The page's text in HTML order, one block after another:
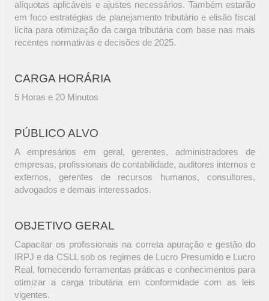
alíquotas aplicáveis e ajustes necessários. Também estarão
em foco estratégias de planejamento tributário e elisão fiscal
lícita para otimização da carga tributária com base nas mais
recentes normativas e decisões de 2025.
CARGA HORÁRIA
5 Horas e 20 Minutos
PÚBLICO ALVO
A empresários em geral, gerentes, administradores de
empresas, profissionais de contabilidade, auditores internos e
externos, gerentes de recursos humanos, consultores,
advogados e demais interessados.
OBJETIVO GERAL
Capacitar os profissionais na correta apuração e gestão do
IRPJ e da CSLL sob os regimes de Lucro Presumido e Lucro
Real, fornecendo ferramentas práticas e conhecimentos para
otimizar a carga tributária em conformidade com as leis
vigentes.